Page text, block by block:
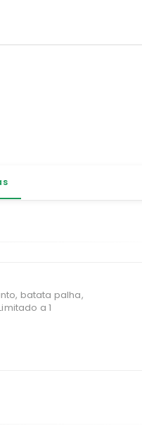
Bigou!
batata palha,